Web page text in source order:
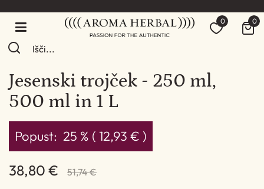
0 0
Jesenski trojček - 250 ml,
500 ml in 1 L
51,74 €
Popust: 25 % ( 12,93 € )
38,80 €